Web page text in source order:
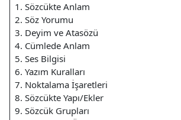
1. Sözcükte Anlam
2. Söz Yorumu
3. Deyim ve Atasözü
4. Cümlede Anlam
5. Ses Bilgisi
6. Yazım Kuralları
7. Noktalama İşaretleri
8. Sözcükte Yapı/Ekler
9. Sözcük Grupları